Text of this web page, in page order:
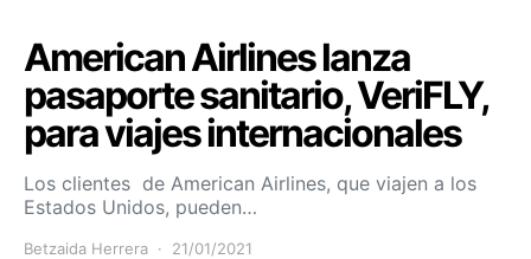
American Airlines lanza
pasaporte sanitario, VeriFLY,
para viajes internacionales
Los clientes de American Airlines, que viajen a los
Estados Unidos, pueden…
Betzaida Herrera 21/01/2021